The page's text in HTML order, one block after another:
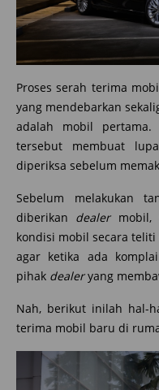
Proses serah terima
yang mendebarkan
adalah mobil
tersebut membuat
diperiksa sebelum
Sebelum melakukan
diberikan dealer mobil,
kondisi mobil secara
agar ketika ada
pihak dealeryang
Nah, berikut inilah hal-
terima mobil baru di